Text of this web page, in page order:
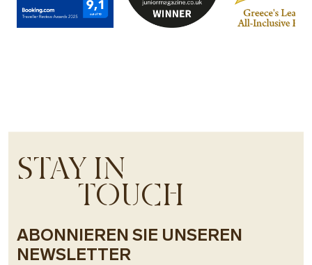
STAY IN
TOUCH
ABONNIEREN SIE UNSEREN
NEWSLETTER